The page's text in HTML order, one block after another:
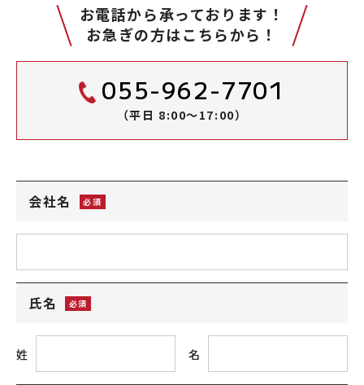
お電話から承っております！
お急ぎの方はこちらから！
055-962-7701
（平日 8:00～17:00）
会社名
氏名
姓 名